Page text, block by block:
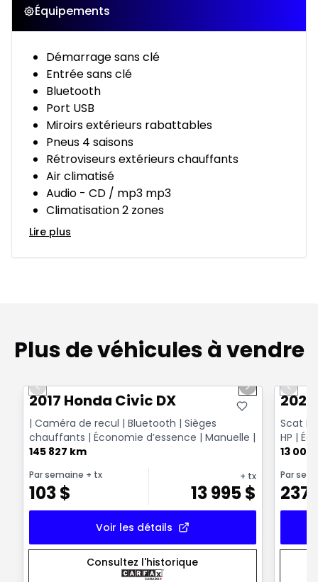
Équipements
Démarrage sans clé
Entrée sans clé
Bluetooth
Port USB
Miroirs extérieurs rabattables
Pneus 4 saisons
Rétroviseurs extérieurs chauffants
Air climatisé
Audio - CD / mp3 mp3
Climatisation 2 zones
Lire plus
Plus de véhicules à vendre
Previous slide Next slide
2017 Honda Civic DX
| Caméra de recul | Bluetooth | Sièges
chauffants | Économie d’essence | Manuelle |
145 827 km
Par semaine + tx
103$
+ tx
13 995$
Voir les détails
Consultez l'historique
Scat
HP |
Go
13 000
Par
237